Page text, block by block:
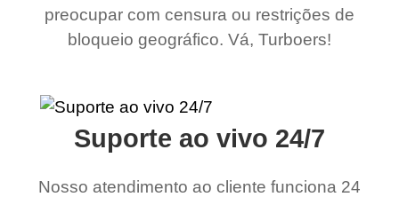
preocupar com censura ou restrições de
bloqueio geográfico. Vá, Turboers!
Suporte ao vivo 24/7
Nosso atendimento ao cliente funciona 24